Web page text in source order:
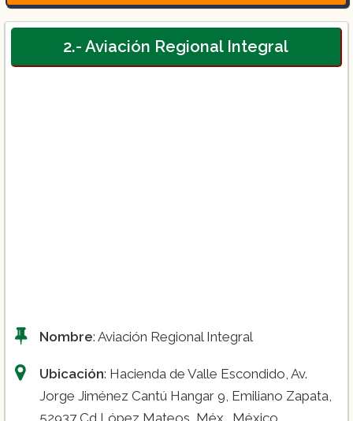
Piloto Comercial De Línea Aérea:
Oficial de operaciones aeronáuticas:
2.- Aviación Regional Integral
Nombre: Aviación Regional Integral
Ubicación: Hacienda de Valle Escondido, Av.
Jorge Jiménez Cantú Hangar 9, Emiliano Zapata,